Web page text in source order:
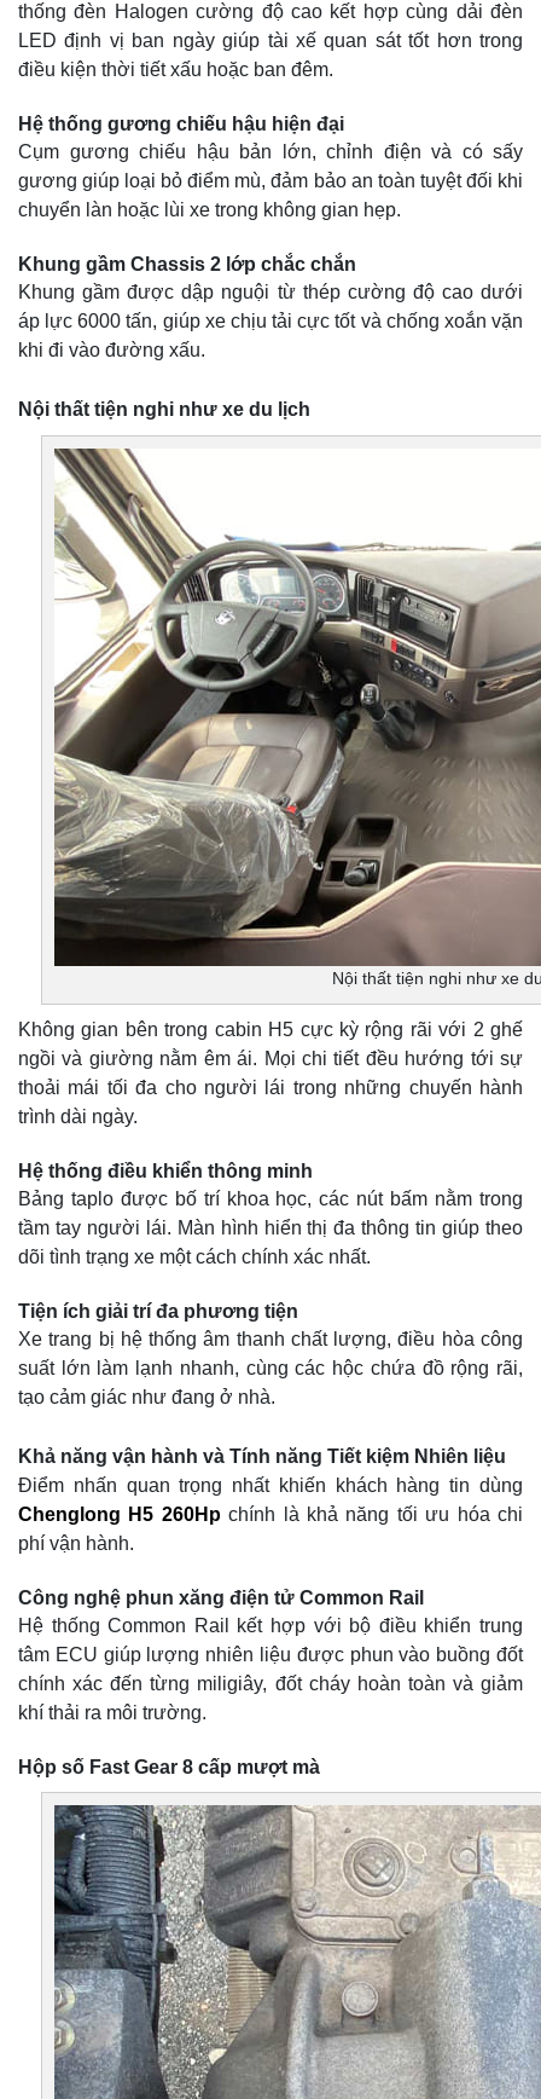
thống đèn Halogen cường độ cao kết hợp cùng dải đèn
LED định vị ban ngày giúp tài xế quan sát tốt hơn trong
điều kiện thời tiết xấu hoặc ban đêm.
Hệ thống gương chiếu hậu hiện đại
Cụm gương chiếu hậu bản lớn, chỉnh điện và có sấy
gương giúp loại bỏ điểm mù, đảm bảo an toàn tuyệt đối khi
chuyển làn hoặc lùi xe trong không gian hẹp.
Khung gầm Chassis 2 lớp chắc chắn
Khung gầm được dập nguội từ thép cường độ cao dưới
áp lực 6000 tấn, giúp xe chịu tải cực tốt và chống xoắn vặn
khi đi vào đường xấu.
Nội thất tiện nghi như xe du lịch
Nội thất tiện nghi như xe
Không gian bên trong cabin H5 cực kỳ rộng rãi với 2 ghế
ngồi và giường nằm êm ái. Mọi chi tiết đều hướng tới sự
thoải mái tối đa cho người lái trong những chuyến hành
trình dài ngày.
Hệ thống điều khiển thông minh
Bảng taplo được bố trí khoa học, các nút bấm nằm trong
tầm tay người lái. Màn hình hiển thị đa thông tin giúp theo
dõi tình trạng xe một cách chính xác nhất.
Tiện ích giải trí đa phương tiện
Xe trang bị hệ thống âm thanh chất lượng, điều hòa công
suất lớn làm lạnh nhanh, cùng các hộc chứa đồ rộng rãi,
tạo cảm giác như đang ở nhà.
Khả năng vận hành và Tính năng Tiết kiệm Nhiên liệu
Điểm nhấn quan trọng nhất khiến khách hàng tin dùng
Chenglong H5 260Hpchính là khả năng tối ưu hóa chi
phí vận hành.
Công nghệ phun xăng điện tử Common Rail
Hệ thống Common Rail kết hợp với bộ điều khiển trung
tâm ECU giúp lượng nhiên liệu được phun vào buồng đốt
chính xác đến từng miligiây, đốt cháy hoàn toàn và giảm
khí thải ra môi trường.
Hộp số Fast Gear 8 cấp mượt mà